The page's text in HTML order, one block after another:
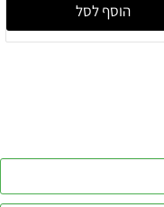
הוסף לסל